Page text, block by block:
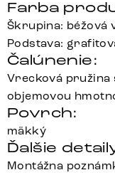
Farba
Škrupina: béžová
Podstava:
Čalúnenie:
Vrecková pružina
objemovou
Povrch:
mäkký
Ďalšie
Montážna